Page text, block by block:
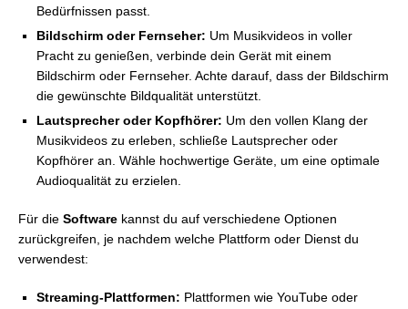
Bedürfnissen passt.
Bildschirm oder Fernseher: Um Musikvideos in voller
Pracht zu genießen, verbinde dein Gerät mit einem
Bildschirm oder Fernseher. Achte darauf, dass der Bildschirm
die gewünschte Bildqualität unterstützt.
Lautsprecher oder Kopfhörer: Um den vollen Klang der
Musikvideos zu erleben, schließe Lautsprecher oder
Kopfhörer an. Wähle hochwertige Geräte, um eine optimale
Audioqualität zu erzielen.
Für die Software kannst du auf verschiedene Optionen
zurückgreifen, je nachdem welche Plattform oder Dienst du
verwendest:
Streaming-Plattformen: Plattformen wie YouTube oder